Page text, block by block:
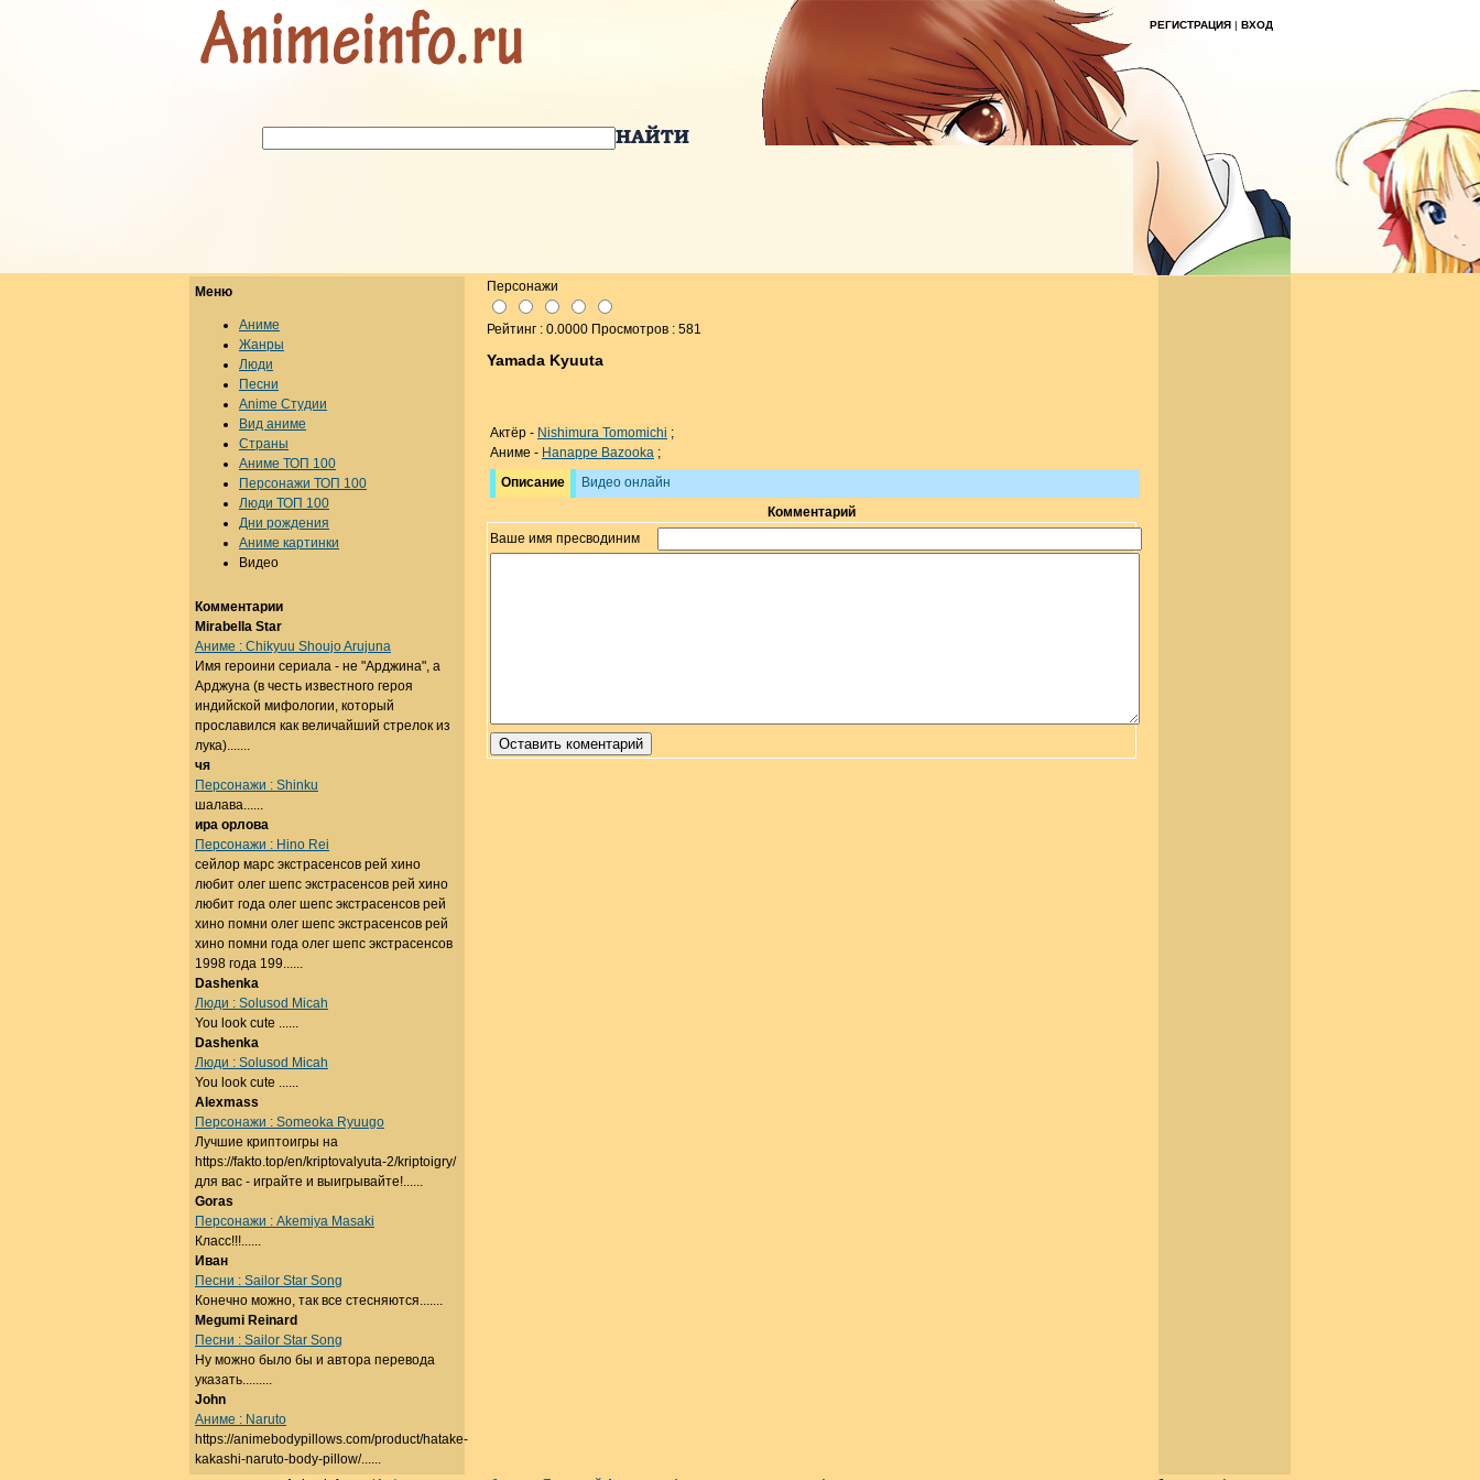
РЕГИСТРАЦИЯ | ВХОД
Персонажи
Рейтинг : 0.0000 Просмотров : 581
Yamada Kyuuta
Актёр - Nishimura Tomomichi ;
Аниме - Hanappe Bazooka ;
Описание
Видео онлайн
Комментарий
Ваше имя пресводиним
Меню
Аниме
Жанры
Люди
Песни
Anime Студии
Вид аниме
Страны
Аниме ТОП 100
Персонажи ТОП 100
Люди ТОП 100
Дни рождения
Аниме картинки
Видео
Комментарии
Mirabella Star
Аниме : Chikyuu Shoujo Arujuna
Имя героини сериала - не "Арджина", а
Арджуна (в честь известного героя
индийской мифологии, который
прославился как величайший стрелок из
лука).......
чя
Персонажи : Shinku
шалава......
ира орлова
Персонажи : Hino Rei
сейлор марс экстрасенсов рей хино
любит олег шепс экстрасенсов рей хино
любит года олег шепс экстрасенсов рей
хино помни олег шепс экстрасенсов рей
хино помни года олег шепс экстрасенсов
1998 года 199......
Dashenka
Люди : Solusod Micah
You look cute ......
Dashenka
Люди : Solusod Micah
You look cute ......
Alexmass
Персонажи : Someoka Ryuugo
Лучшие криптоигры на
https://fakto.top/en/kriptovalyuta-2/kriptoigry/
для вас - играйте и выигрывайте!......
Goras
Персонажи : Akemiya Masaki
Класс!!!......
Иван
Песни : Sailor Star Song
Конечно можно, так все стесняются.......
Megumi Reinard
Песни : Sailor Star Song
Ну можно было бы и автора перевода
указать.........
John
Аниме : Naruto
https://animebodypillows.com/product/hatake-
kakashi-naruto-body-pillow/......